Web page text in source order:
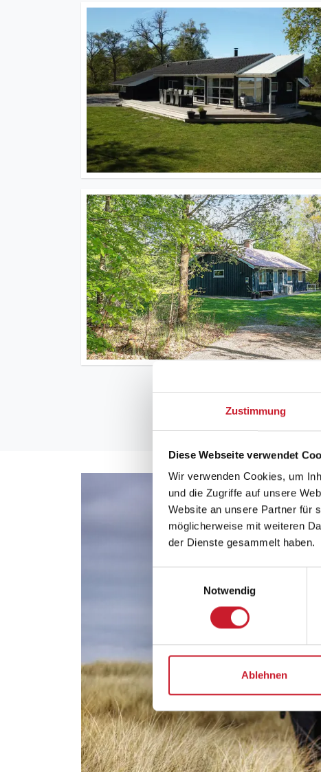
Zustimmung
Diese Webseite verwendet
Wir verwenden Cookies, um
und die Zugriffe auf unsere
Website an unsere Partner für
möglicherweise mit weiteren
der Dienste gesammelt haben.
Notwendig
Ablehnen